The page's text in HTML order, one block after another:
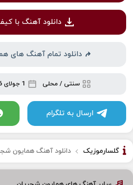
دانلود آهنگ با
دانلود تمام آهنگ های
سنتی / محلی 1 جولای 2026
ارسال به تلگرام
گلسارموزیک دانلود آهنگ همایون